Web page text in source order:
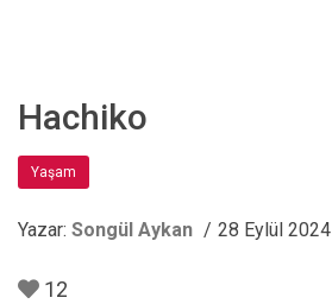
Hachiko
Yaşam
Yazar: Songül Aykan 28 Eylül 2024
12